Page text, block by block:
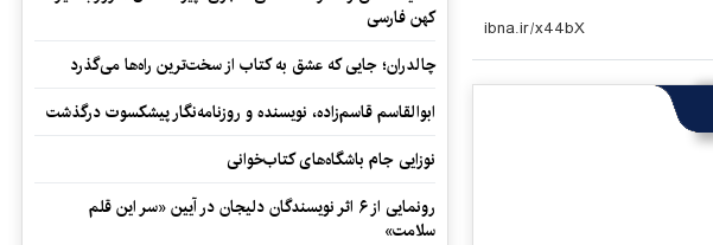
کهن فارسی
چالدران؛ جایی که عشق به کتاب از سخت‌ترین راه‌ها می‌گذرد
ابوالقاسم قاسم‌زاده، نویسنده و روزنامه‌نگار پیشکسوت درگذشت
نوزایی جام باشگاه‌های کتاب‌خوانی
رونمایی از ۶ اثر نویسندگان دلیجان در آیین «سر این قلم
سلامت»